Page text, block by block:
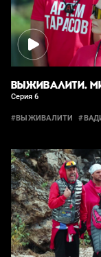
ВЫЖИВАЛИТИ.
Серия 6
#ВЫЖИВАЛИТИ